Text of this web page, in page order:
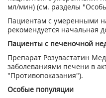
мл/мин) (см. разделы
Пациентам с умеренными
рекомендуется начальная
Пациенты с печеночной
Препарат Розувастатин
заболеваниями печени в
"Противопоказания").
Особые популяции